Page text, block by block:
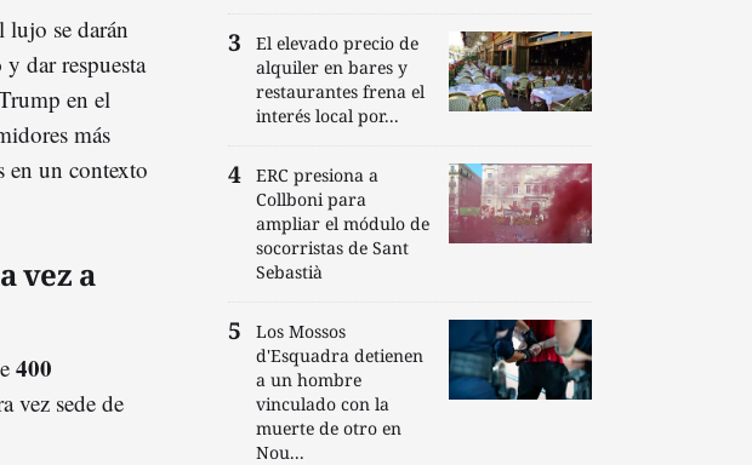
lujo se darán
y dar respuesta
en el
más
en un contexto
vez a
400
vez sede de
El elevado precio de
alquiler en bares y
restaurantes frena el
interés local por...
ERC presiona a
Collboni para
ampliar el módulo de
socorristas de Sant
Sebastià
Los Mossos
d'Esquadra detienen
a un hombre
vinculado con la
muerte de otro en
Nou...